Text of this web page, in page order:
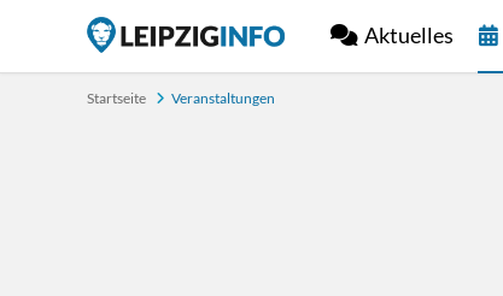
Aktuelles
Startseite Veranstaltungen